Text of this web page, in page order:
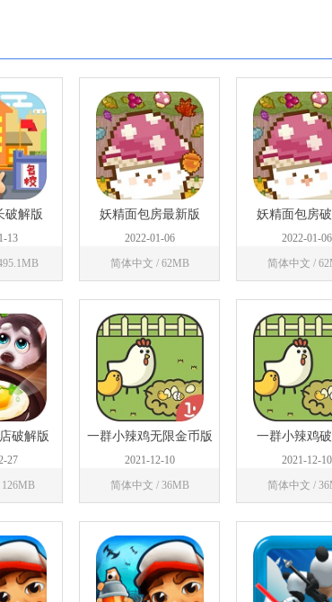
破解版
13
妖精面包房最新版
2022-01-06
简体中文 / 62MB
妖精面包房
2022-01-06
简体中文 /
破解版
27
一群小辣鸡无限金币版
2021-12-10
简体中文 / 36MB
一群小辣鸡
2021-12-10
简体中文 /